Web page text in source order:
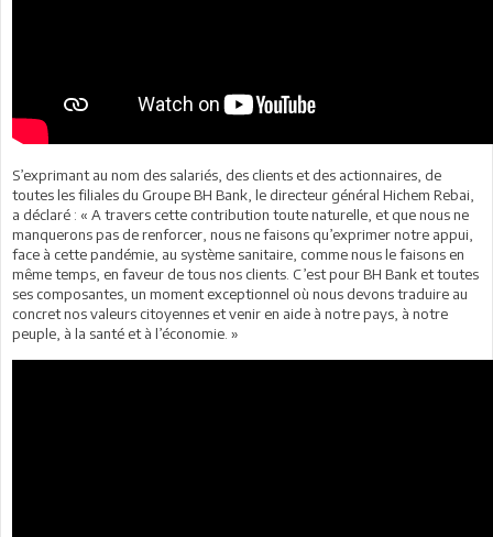
S’exprimant au nom des salariés, des clients et des actionnaires, de
toutes les filiales du Groupe BH Bank, le directeur général Hichem Rebai,
a déclaré : « A travers cette contribution toute naturelle, et que nous ne
manquerons pas de renforcer, nous ne faisons qu’exprimer notre appui,
face à cette pandémie, au système sanitaire, comme nous le faisons en
même temps, en faveur de tous nos clients. C’est pour BH Bank et toutes
ses composantes, un moment exceptionnel où nous devons traduire au
concret nos valeurs citoyennes et venir en aide à notre pays, à notre
peuple, à la santé et à l’économie. »